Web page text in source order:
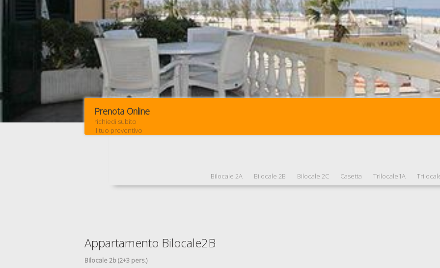
Prenota Online
richiedi subito
il tuo preventivo
Bilocale 2A Bilocale 2B Bilocale 2C Casetta Trilocale1A
Appartamento Bilocale2B
Bilocale 2b (2+3 pers.)